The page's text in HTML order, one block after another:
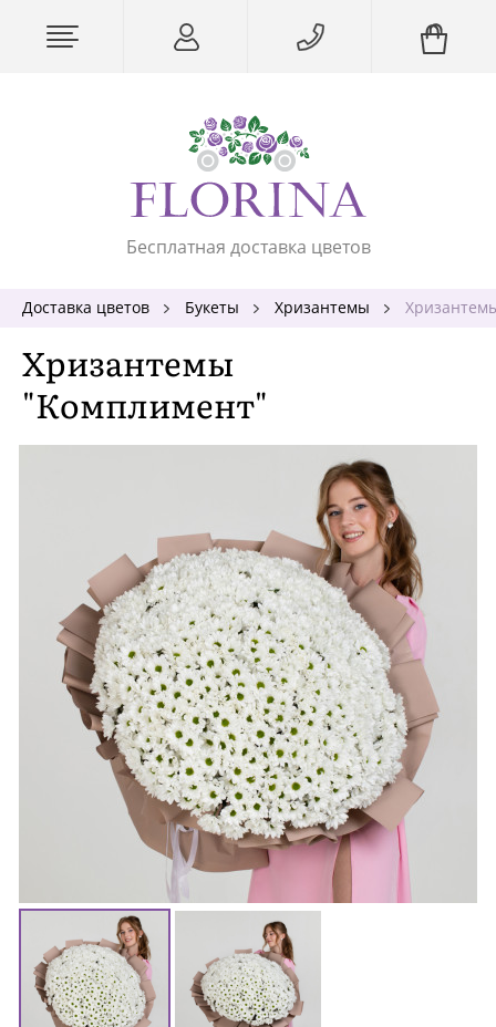
Бесплатная доставка цветов
Доставка цветов Букеты Хризантемы
Хризантемы
"Комплимент"